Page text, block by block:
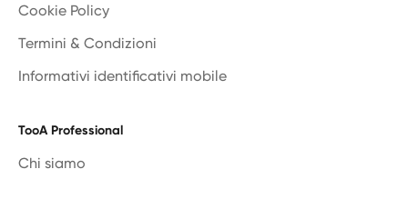
Cookie Policy
Termini & Condizioni
Informativi identificativi mobile
TooA Professional
Chi siamo